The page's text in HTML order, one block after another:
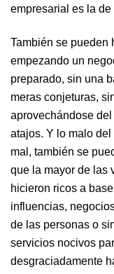
empresarial es la
También se pueden
empezando un
preparado, sin una
meras conjeturas,
aprovechándose
atajos. Y lo malo
mal, también se
que la mayor de las
hicieron ricos a
influencias,
de las personas o
servicios nocivos
desgraciadamente